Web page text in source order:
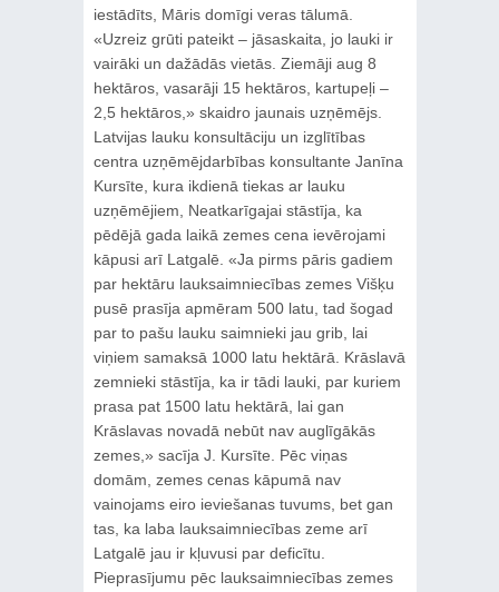
iestādīts, Māris domīgi veras tālumā.
«Uzreiz grūti pateikt – jāsaskaita, jo lauki ir
vairāki un dažādās vietās. Ziemāji aug 8
hektāros, vasarāji 15 hektāros, kartupeļi –
2,5 hektāros,» skaidro jaunais uzņēmējs.
Latvijas lauku konsultāciju un izglītības
centra uzņēmējdarbības konsultante Janīna
Kursīte, kura ikdienā tiekas ar lauku
uzņēmējiem, Neatkarīgajai stāstīja, ka
pēdējā gada laikā zemes cena ievērojami
kāpusi arī Latgalē. «Ja pirms pāris gadiem
par hektāru lauksaimniecības zemes Višķu
pusē prasīja apmēram 500 latu, tad šogad
par to pašu lauku saimnieki jau grib, lai
viņiem samaksā 1000 latu hektārā. Krāslavā
zemnieki stāstīja, ka ir tādi lauki, par kuriem
prasa pat 1500 latu hektārā, lai gan
Krāslavas novadā nebūt nav auglīgākās
zemes,» sacīja J. Kursīte. Pēc viņas
domām, zemes cenas kāpumā nav
vainojams eiro ieviešanas tuvums, bet gan
tas, ka laba lauksaimniecības zeme arī
Latgalē jau ir kļuvusi par deficītu.
Pieprasījumu pēc lauksaimniecības zemes